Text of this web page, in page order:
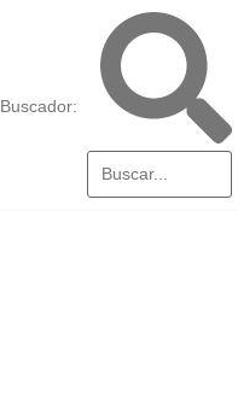
Buscador: